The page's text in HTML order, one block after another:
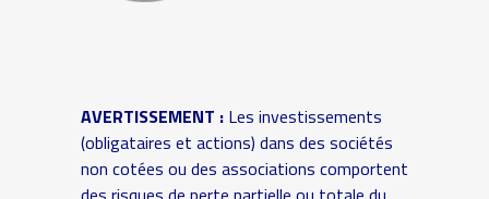
AVERTISSEMENT :Les investissements
(obligataires et actions) dans des sociétés
non cotées ou des associations comportent